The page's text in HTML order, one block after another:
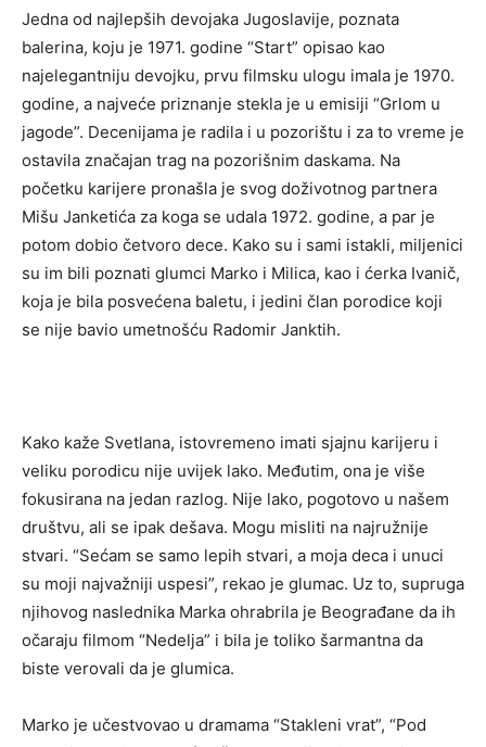
Jedna od najlepših devojaka Jugoslavije, poznata
balerina, koju je 1971. godine “Start” opisao kao
najelegantniju devojku, prvu filmsku ulogu imala je 1970.
godine, a najveće priznanje stekla je u emisiji “Grlom u
jagode”. Decenijama je radila i u pozorištu i za to vreme je
ostavila značajan trag na pozorišnim daskama. Na
početku karijere pronašla je svog doživotnog partnera
Mišu Janketića za koga se udala 1972. godine, a par je
potom dobio četvoro dece. Kako su i sami istakli, miljenici
su im bili poznati glumci Marko i Milica, kao i ćerka Ivanič,
koja je bila posvećena baletu, i jedini član porodice koji
se nije bavio umetnošću Radomir Janktih.
Kako kaže Svetlana, istovremeno imati sjajnu karijeru i
veliku porodicu nije uvijek lako. Međutim, ona je više
fokusirana na jedan razlog. Nije lako, pogotovo u našem
društvu, ali se ipak dešava. Mogu misliti na najružnije
stvari. “Sećam se samo lepih stvari, a moja deca i unuci
su moji najvažniji uspesi”, rekao je glumac. Uz to, supruga
njihovog naslednika Marka ohrabrila je Beograđane da ih
očaraju filmom “Nedelja” i bila je toliko šarmantna da
biste verovali da je glumica.
Marko je učestvovao u dramama “Stakleni vrat”, “Pod